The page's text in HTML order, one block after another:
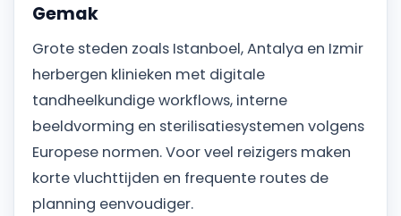
Gemak
Grote steden zoals Istanboel, Antalya en Izmir
herbergen klinieken met digitale
tandheelkundige workflows, interne
beeldvorming en sterilisatiesystemen volgens
Europese normen. Voor veel reizigers maken
korte vluchttijden en frequente routes de
planning eenvoudiger.